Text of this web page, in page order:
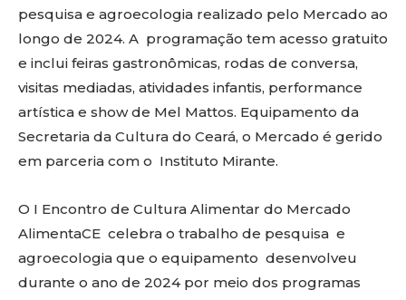
pesquisa e agroecologia realizado pelo Mercado ao
longo de 2024. A programação tem acesso gratuito
e inclui feiras gastronômicas, rodas de conversa,
visitas mediadas, atividades infantis, performance
artística e show de Mel Mattos. Equipamento da
Secretaria da Cultura do Ceará, o Mercado é gerido
em parceria com o Instituto Mirante.
O I Encontro de Cultura Alimentar do Mercado
AlimentaCE celebra o trabalho de pesquisa e
agroecologia que o equipamento desenvolveu
durante o ano de 2024 por meio dos programas